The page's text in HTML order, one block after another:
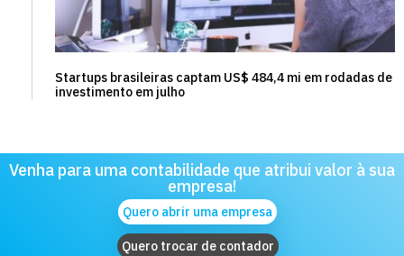
Startups brasileiras captam US$ 484,4 mi em rodadas de
investimento em julho
Venha para uma contabilidade que atribui valor à sua
empresa!
Quero abrir uma empresa
Quero trocar de contador